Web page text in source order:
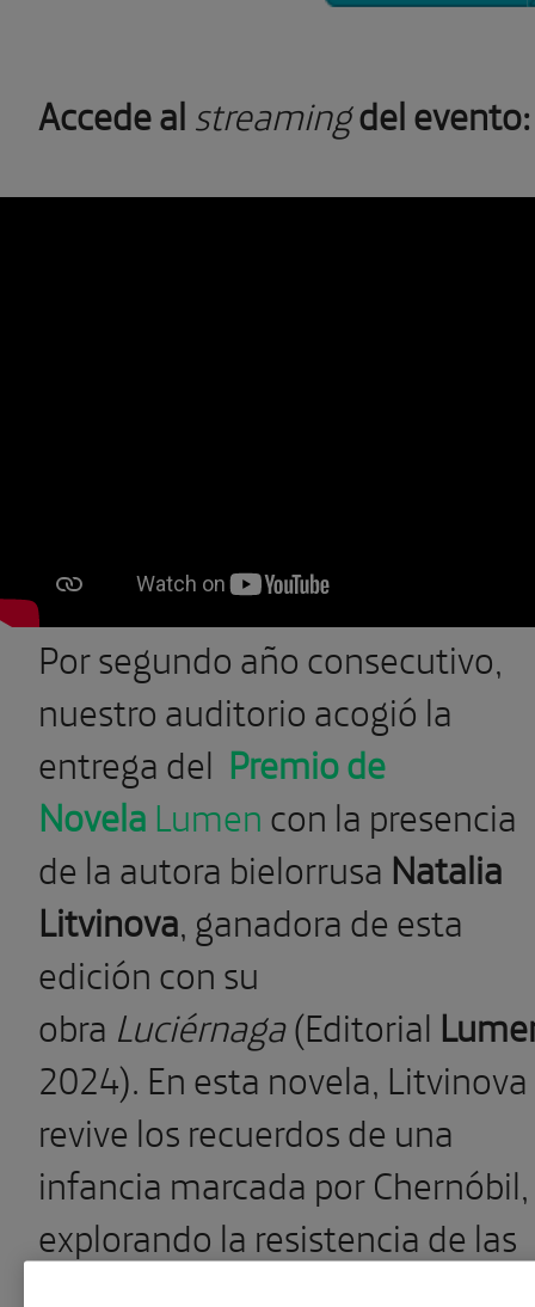
Accede alstreamingdel evento:
Por segundo año consecutivo,
nuestro auditorio acogió la
entrega del Premio de
NovelaLumencon la presencia
de la autora bielorrusa Natalia
Litvinova, ganadora de esta
edición con su
obra Luciérnaga(Editorial
2024). En esta novela, Litvinova
revive los recuerdos de una
infancia marcada por Chernóbil,
explorando la resistencia de las